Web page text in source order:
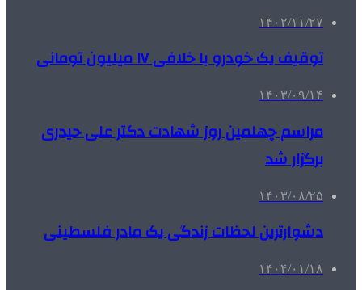
۱۴۰۲/۱۱/۲۷
توقیف یک خودرو با خلافی ۱۷ میلیون تومانی
۱۴۰۳/۰۹/۱۴
مراسم چهلمین روز شهادت دکتر علی حیدری
برگزار شد
۱۴۰۳/۰۸/۲۵
دشوارترین لحظات زندگی یک مادر فلسطینی
۱۴۰۴/۰۱/۱۸